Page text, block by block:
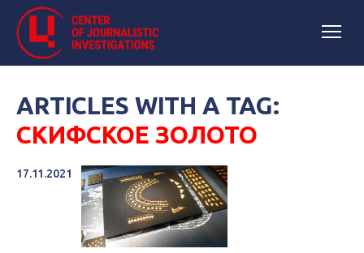
ARTICLES WITH A TAG:
СКИФСКОЕ ЗОЛОТО
17.11.2021